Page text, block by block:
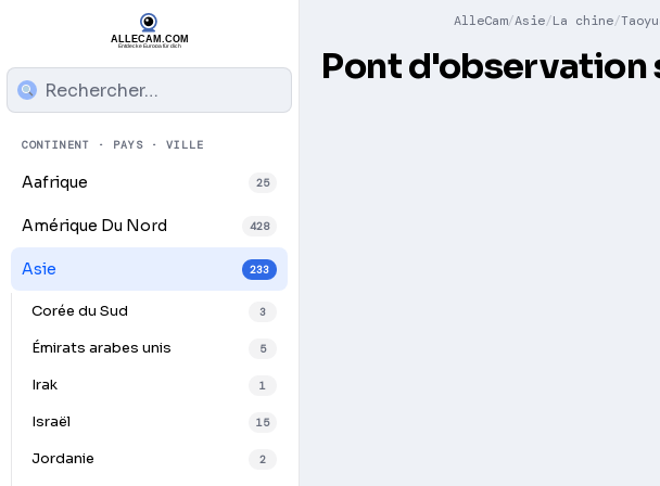
CONTINENT · PAYS · VILLE
Aafrique 25
Amérique Du Nord 428
Asie 233
Corée du Sud 3
Émirats arabes unis 5
Irak 1
Israël 15
Jordanie 2
AlleCam Asie La chine
Pont d'observation